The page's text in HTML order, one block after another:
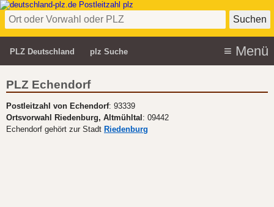
PLZ Deutschland plz Suche
PLZ Echendorf
Postleitzahl von Echendorf: 93339
Ortsvorwahl Riedenburg, Altmühltal : 09442
Echendorf gehört zur Stadt Riedenburg